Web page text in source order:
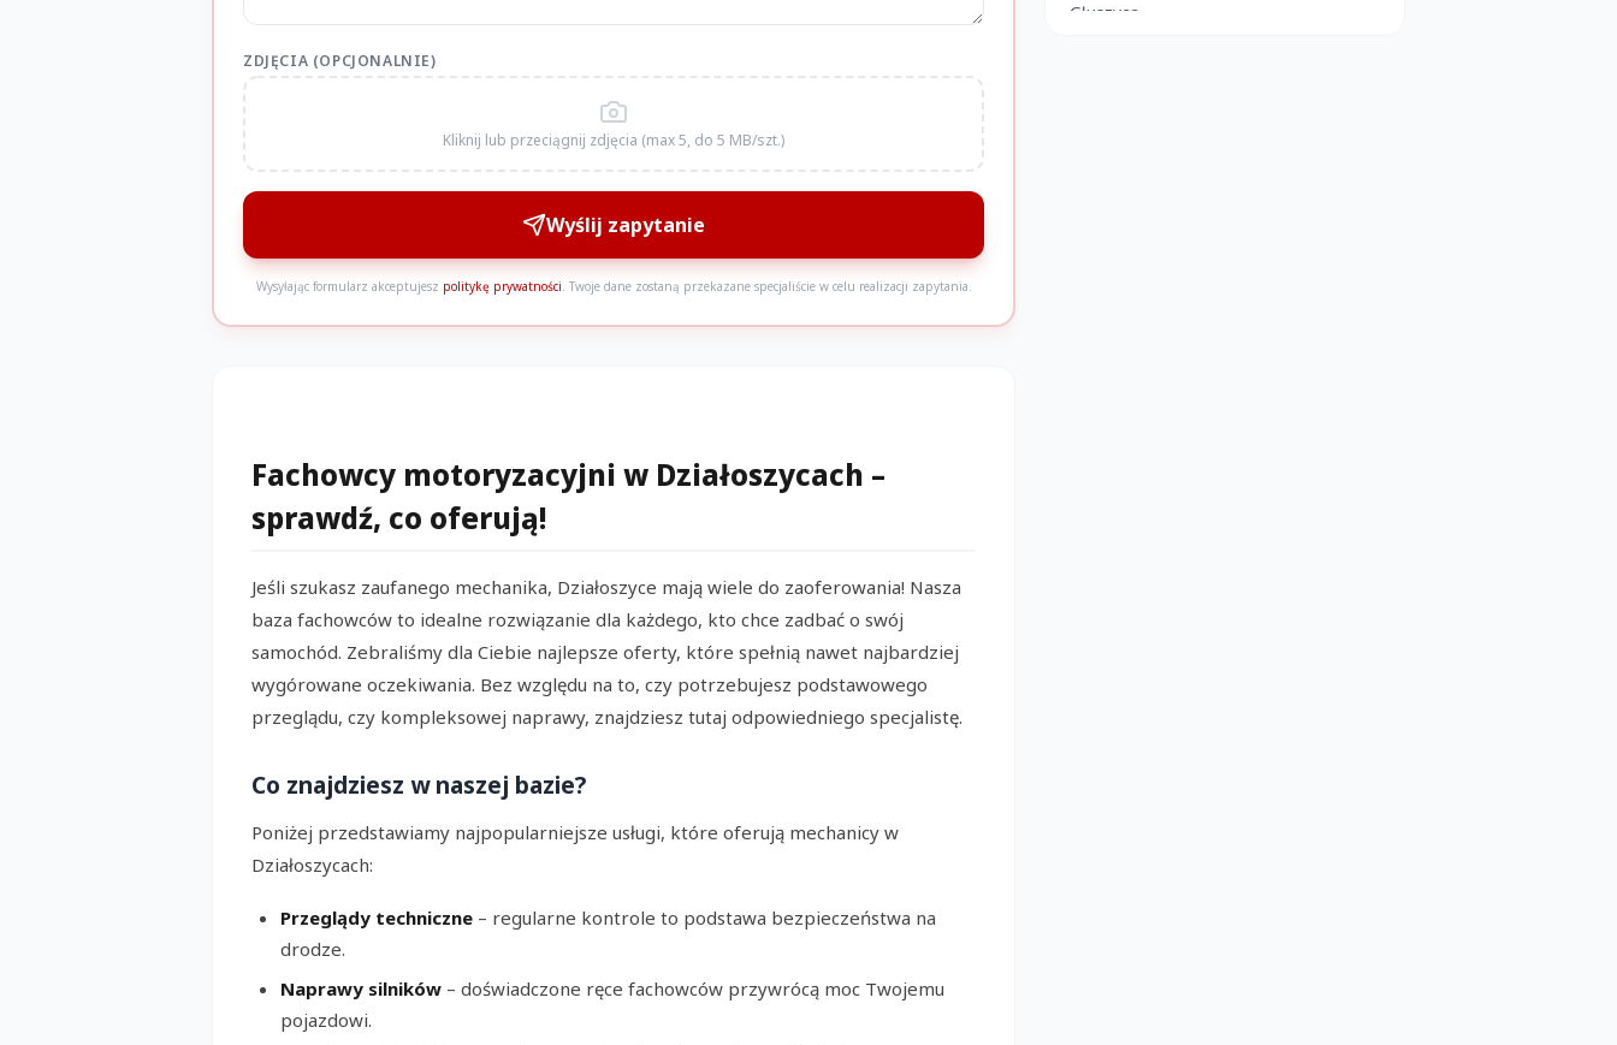
ZDJĘCIA (OPCJONALNIE)
Kliknij lub przeciągnij zdjęcia (max 5, do 5 MB/szt.)
Wyślij zapytanie
Wysyłając formularz akceptujesz politykę prywatności. Twoje dane zostaną przekazane specjaliście w celu realizacji zapytania.
Fachowcy motoryzacyjni w Działoszycach –
sprawdź, co oferują!
Jeśli szukasz zaufanego mechanika, Działoszyce mają wiele do zaoferowania! Nasza
baza fachowców to idealne rozwiązanie dla każdego, kto chce zadbać o swój
samochód. Zebraliśmy dla Ciebie najlepsze oferty, które spełnią nawet najbardziej
wygórowane oczekiwania. Bez względu na to, czy potrzebujesz podstawowego
przeglądu, czy kompleksowej naprawy, znajdziesz tutaj odpowiedniego specjalistę.
Co znajdziesz w naszej bazie?
Poniżej przedstawiamy najpopularniejsze usługi, które oferują mechanicy w
Działoszycach:
Przeglądy techniczne – regularne kontrole to podstawa bezpieczeństwa na
drodze.
Naprawy silników – doświadczone ręce fachowców przywrócą moc Twojemu
pojazdowi.
Głuszyca